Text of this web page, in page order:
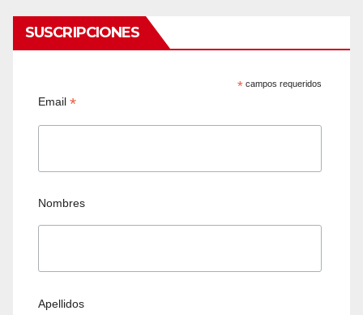
SUSCRIPCIONES
* campos requeridos
Email*
Nombres
Apellidos